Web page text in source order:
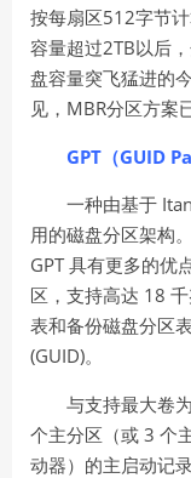
按每扇区512字节
容量超过2TB以后
盘容量突飞猛进的
见， MBR分区方案
GPT（GUID
一种由基于
用的磁盘分区架构
GPT具有更多的优
区，支持高达 18
表和备份磁盘分区
(GUID)。
与支持最大卷为
个主分区（或 3 个
动器）的主启动记